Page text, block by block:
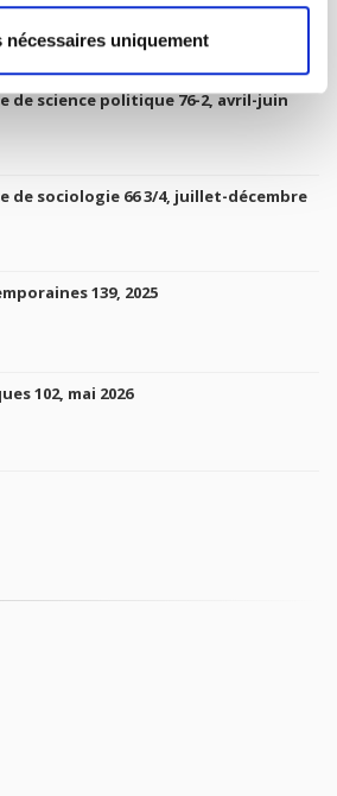
nécessaires uniquement
de science politique 76-2, avril-juin
de sociologie 66 3/4, juillet-décembre
139, 2025
102, mai 2026